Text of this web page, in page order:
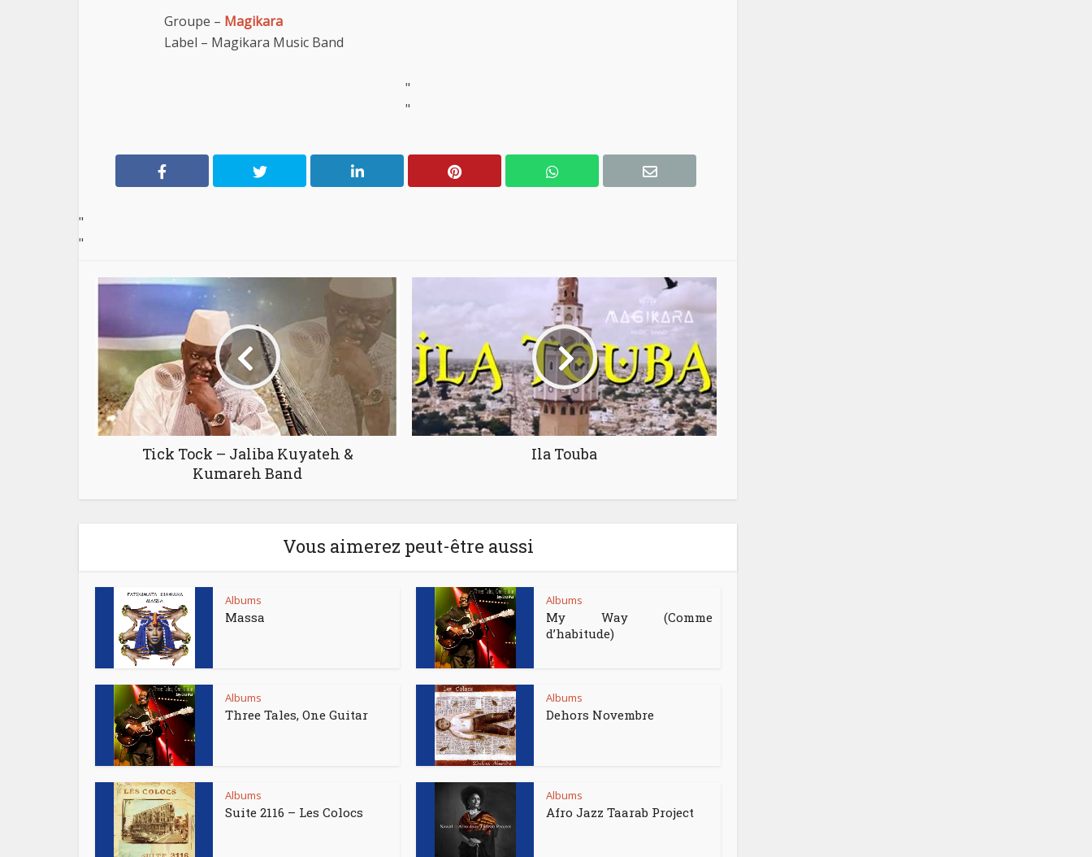
Groupe – Magikara
Label – Magikara Music Band
"
"
"
"
Tick Tock – Jaliba Kuyateh &
Kumareh Band
Ila Touba
Vous aimerez peut-être aussi
Albums
Massa
Albums
My Way (Comme
d’habitude)
Albums
Three Tales, One Guitar
Albums
Dehors Novembre
Albums
Suite 2116 – Les Colocs
Albums
Afro Jazz Taarab Project